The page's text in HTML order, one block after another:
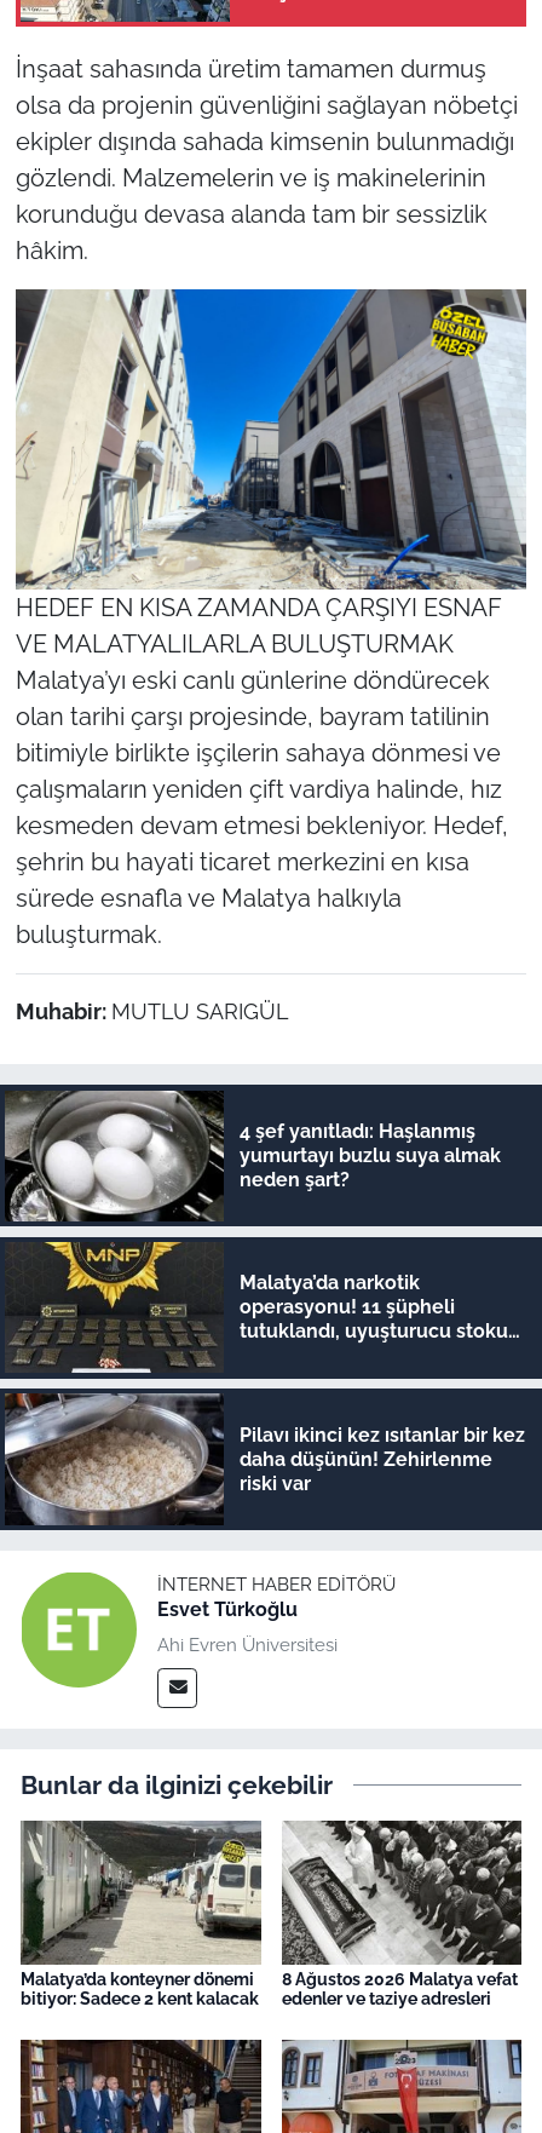
İnşaat sahasında üretim tamamen durmuş
olsa da projenin güvenliğini sağlayan nöbetçi
ekipler dışında sahada kimsenin bulunmadığı
gözlendi. Malzemelerin ve iş makinelerinin
korunduğu devasa alanda tam bir sessizlik
hâkim.
HEDEF EN KISA ZAMANDA ÇARŞIYI ESNAF
VE MALATYALILARLA BULUŞTURMAK
Malatya’yı eski canlı günlerine döndürecek
olan tarihi çarşı projesinde, bayram tatilinin
bitimiyle birlikte işçilerin sahaya dönmesi ve
çalışmaların yeniden çift vardiya halinde, hız
kesmeden devam etmesi bekleniyor. Hedef,
şehrin bu hayati ticaret merkezini en kısa
sürede esnafla ve Malatya halkıyla
buluşturmak.
Muhabir: MUTLU SARIGÜL
4 şef yanıtladı: Haşlanmış
yumurtayı buzlu suya almak
neden şart?
Malatya’da narkotik
operasyonu! 11 şüpheli
tutuklandı, uyuşturucu stoku
Pilavı ikinci kez ısıtanlar bir kez
daha düşünün! Zehirlenme
riski var
İNTERNET HABER EDITÖRÜ
Esvet Türkoğlu
Ahi Evren Üniversitesi
Bunlar da ilginizi çekebilir
Malatya’da konteyner dönemi
bitiyor: Sadece 2 kent kalacak
8 Ağustos 2026 Malatya vefat
edenler ve taziye adresleri